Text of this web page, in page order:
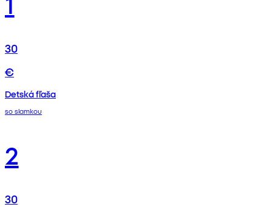
30
€
Detská fľaša
so slamkou
2
30